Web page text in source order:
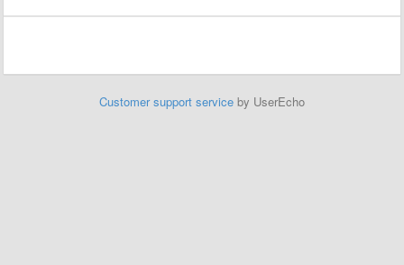
Customer support service by UserEcho